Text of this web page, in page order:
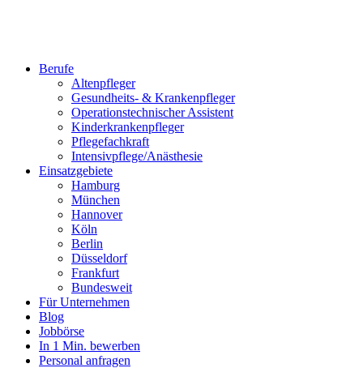
Berufe
Altenpfleger
Gesundheits- & Krankenpfleger
Operationstechnischer Assistent
Kinderkrankenpfleger
Pflegefachkraft
Intensivpflege/Anästhesie
Einsatzgebiete
Hamburg
München
Hannover
Köln
Berlin
Düsseldorf
Frankfurt
Bundesweit
Für Unternehmen
Blog
Jobbörse
In 1 Min. bewerben
Personal anfragen